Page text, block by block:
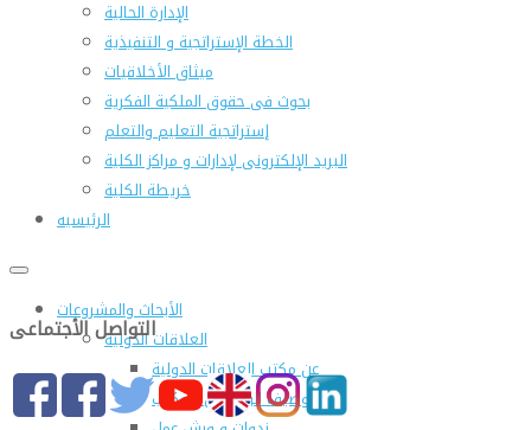
الإدارة الحالية
الخطة الإستراتجية و التنفيذية
ميثاق الأخلاقيات
بحوث فى حقوق الملكية الفكرية
إستراتجية التعليم والتعلم
البريد الإلكترونى لإدارات و مراكز الكلية
خريطة الكلية
الرئيسيه
الأبحاث والمشروعات
العلاقات الدولية
عن مكتب العلاقات الدولية
التوصيف الوظيفى للمكتب
التواصل الأجتماعى